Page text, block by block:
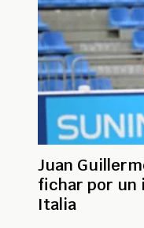
Juan
fichar por un
Italia